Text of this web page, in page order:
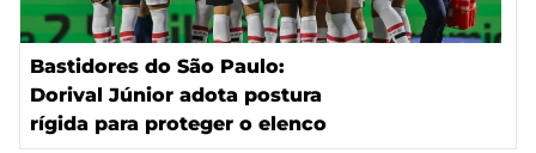
Bastidores do São Paulo:
Dorival Júnior adota postura
rígida para proteger o elenco